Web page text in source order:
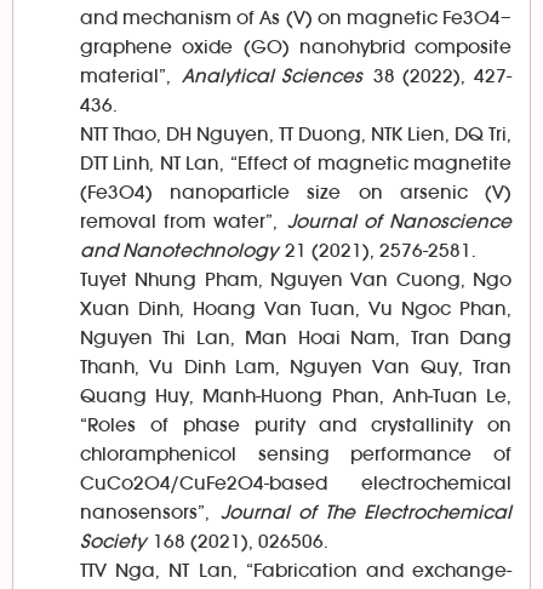
and mechanism of As (V) on magnetic Fe3O4–
graphene oxide (GO) nanohybrid composite
material”, Analytical Sciences38 (2022), 427-
436.
NTT Thao, DH Nguyen, TT Duong, NTK Lien, DQ Tri,
DTT Linh, NT Lan, “Effect of magnetic magnetite
(Fe3O4) nanoparticle size on arsenic (V)
removal from water”, Journal of Nanoscience
and Nanotechnology21 (2021), 2576-2581.
Tuyet Nhung Pham, Nguyen Van Cuong, Ngo
Xuan Dinh, Hoang Van Tuan, Vu Ngoc Phan,
Nguyen Thi Lan, Man Hoai Nam, Tran Dang
Thanh, Vu Dinh Lam, Nguyen Van Quy, Tran
Quang Huy, Manh-Huong Phan, Anh-Tuan Le,
“Roles of phase purity and crystallinity on
chloramphenicol sensing performance of
CuCo2O4/CuFe2O4-based electrochemical
nanosensors”, Journal of The Electrochemical
Society168 (2021), 026506.
TTV Nga, NT Lan, “Fabrication and exchange-